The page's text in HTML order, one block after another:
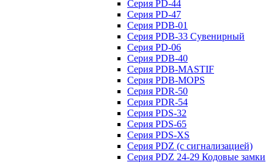
Серия PD-44
Серия PD-47
Серия PDB-01
Серия PDB-33 Сувенирный
Серия PD-06
Серия PDB-40
Серия PDB-MASTIF
Серия PDB-MOPS
Серия PDR-50
Серия PDR-54
Серия PDS-32
Серия PDS-65
Серия PDS-XS
Серия PDZ (с сигнализацией)
Серия PDZ 24-29 Кодовые замки